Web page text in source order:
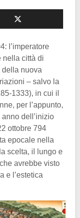
l’imperatore
nella città di
della nuova
– salvo la
1333), in cui il
per l’appunto,
dell’inizio
ottobre 794
epocale nella
scelta, il lungo e
avrebbe visto
e l’estetica